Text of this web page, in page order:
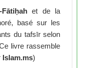
Fātiḥahet de la
basé sur les
du tafsīr selon
livre rassemble
Islam.ms)